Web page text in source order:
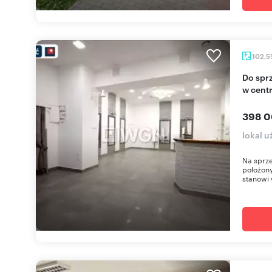
Do sprzedania przestronny lokal usługowy 102 m²
w
398
lokal
Na
stanowi